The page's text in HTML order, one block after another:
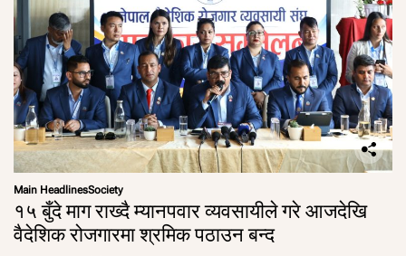
Main HeadlinesSociety
१५ बुँदे माग राख्दै म्यानपवार व्यवसायीले गरे आजदेखि
वैदेशिक रोजगारमा श्रमिक पठाउन बन्द